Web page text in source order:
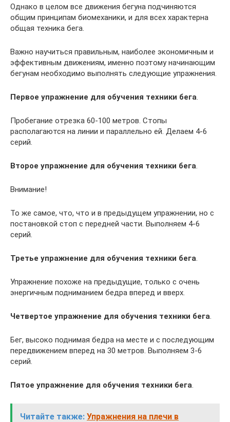
Однако в целом все движения бегуна подчиняются
общим принципам биомеханики, и для всех характерна
общая техника бега.
Важно научиться правильным, наиболее экономичным и
эффективным движениям, именно поэтому начинающим
бегунам необходимо выполнять следующие упражнения.
Первое упражнение для обучения техники бега.
Пробегание отрезка 60-100 метров. Стопы
располагаются на линии и параллельно ей. Делаем 4-6
серий.
Второе упражнение для обучения техники бега.
Внимание!
То же самое, что, что и в предыдущем упражнении, но с
постановкой стоп с передней части. Выполняем 4-6
серий.
Третье упражнение для обучения техники бега.
Упражнение похоже на предыдущие, только с очень
энергичным подниманием бедра вперед и вверх.
Четвертое упражнение для обучения техники бега.
Бег, высоко поднимая бедра на месте и с последующим
передвижением вперед на 30 метров. Выполняем 3-6
серий.
Пятое упражнение для обучения техники бега.
Читайте также: Упражнения на плечи в